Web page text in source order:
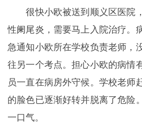
很快小欧被送到顺义区医院
性阑尾炎，需要马上入院治疗。
急通知小欧所在学校负责老师，
往另一个考点。担心小欧的病情
员一直在病房外守候。学校老师
的脸色已逐渐好转并脱离了危险
一口气。